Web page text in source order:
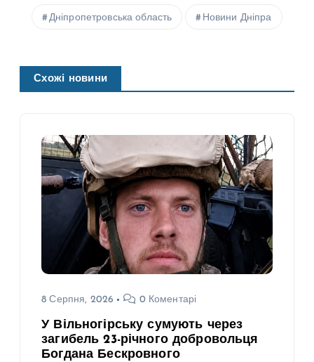
Дніпропетровська область Новини Дніпра
Схожі новини
8 Серпня, 2026 0 Коментарі
У Вільногірську сумують через
загибель 23-річного добровольця
Богдана Бескровного